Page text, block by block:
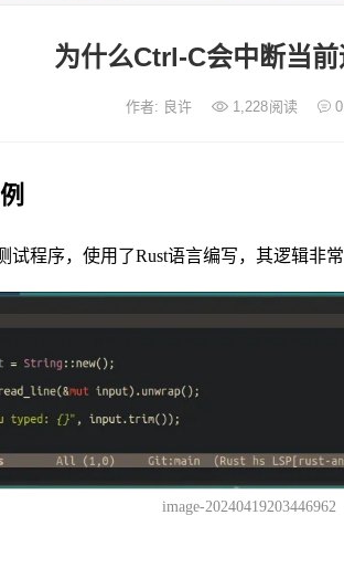
为什么Ctrl-C会中断当
作者: 良许 1,228阅读 0
试程序，使用了Rust语言编写，其逻辑非
image-20240419203446962